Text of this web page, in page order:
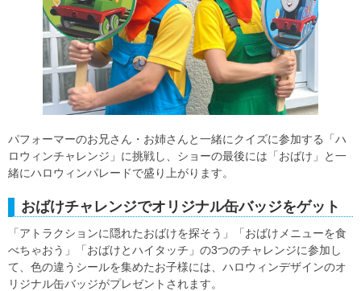
パフォーマーのお兄さん・お姉さんと一緒にクイズに参加する「ハ
ロウィンチャレンジ」に挑戦し、ショーの最後には「おばけ」と一
緒にハロウィンパレードで盛り上がります。
おばけチャレンジでオリジナル缶バッジをゲット
「アトラクションに隠れたおばけを探そう」「おばけメニューを食
べちゃおう」「おばけとハイタッチ」の3つのチャレンジに参加し
て、色の違うシールを集めたお子様には、ハロウィンデザインのオ
リジナル缶バッジがプレゼントされます。